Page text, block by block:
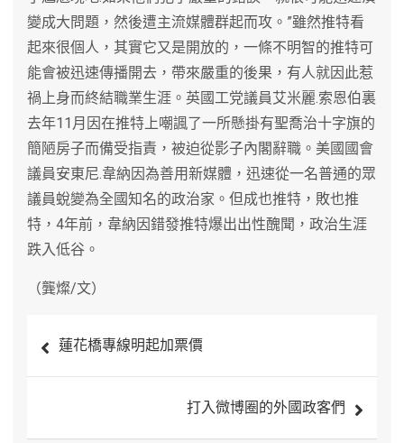
變成大問題，然後遭主流媒體群起而攻。”雖然推特看
起來很個人，其實它又是開放的，一條不明智的推特可
能會被迅速傳播開去，帶來嚴重的後果，有人就因此惹
禍上身而終結職業生涯。英國工党議員艾米麗.索恩伯裏
去年11月因在推特上嘲諷了一所懸掛有聖喬治十字旗的
簡陋房子而備受指責，被迫從影子內閣辭職。美國國會
議員安東尼.韋納因為善用新媒體，迅速從一名普通的眾
議員蛻變為全國知名的政治家。但成也推特，敗也推
特，4年前，韋納因錯發推特爆出出性醜聞，政治生涯
跌入低谷。
（龔燦/文）
章
導
蓮花橋專線明起加票價
打入微博圈的外國政客們